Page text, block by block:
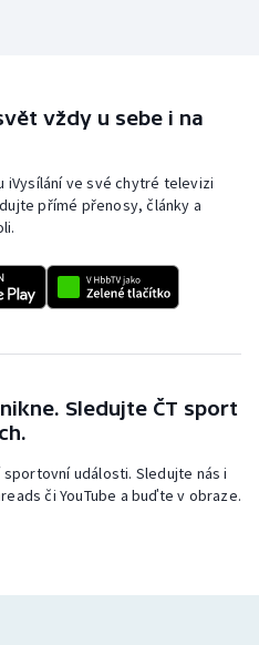
vždy u sebe i na
iVysílání ve své chytré televizi
přímé přenosy, články a
Sledujte ČT sport
události. Sledujte nás i
či YouTube a buďte v obraze.